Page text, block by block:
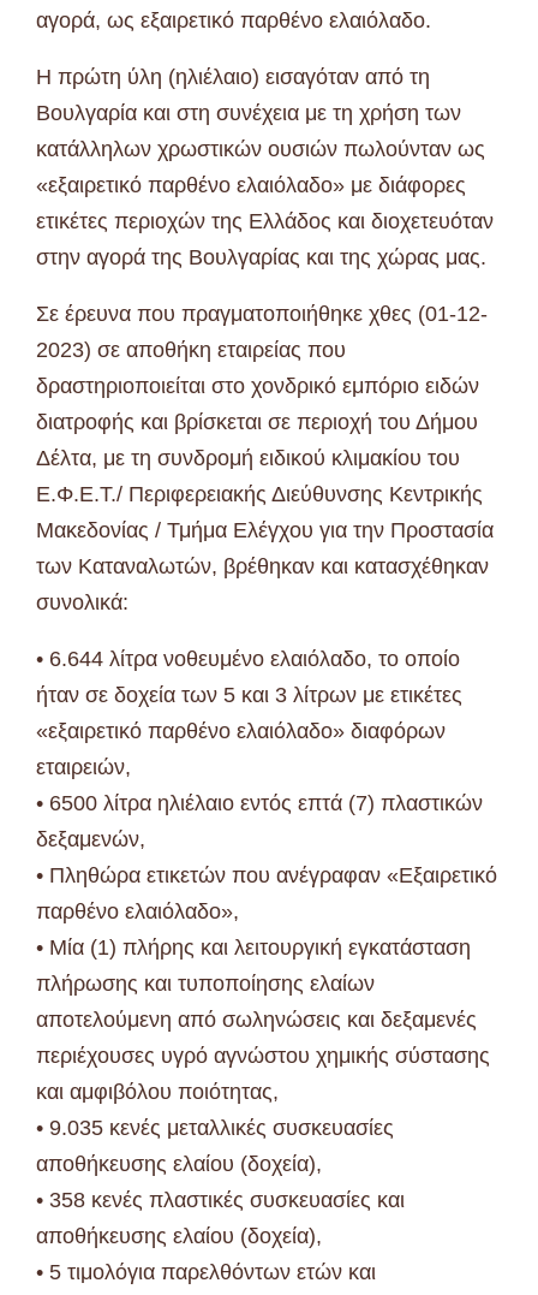
αγορά, ως εξαιρετικό παρθένο ελαιόλαδο.
Η πρώτη ύλη (ηλιέλαιο) εισαγόταν από τη
Βουλγαρία και στη συνέχεια με τη χρήση των
κατάλληλων χρωστικών ουσιών πωλούνταν ως
«εξαιρετικό παρθένο ελαιόλαδο» με διάφορες
ετικέτες περιοχών της Ελλάδος και διοχετευόταν
στην αγορά της Βουλγαρίας και της χώρας μας.
Σε έρευνα που πραγματοποιήθηκε χθες (01-12-
2023) σε αποθήκη εταιρείας που
δραστηριοποιείται στο χονδρικό εμπόριο ειδών
διατροφής και βρίσκεται σε περιοχή του Δήμου
Δέλτα, με τη συνδρομή ειδικού κλιμακίου του
Ε.Φ.Ε.Τ./ Περιφερειακής Διεύθυνσης Κεντρικής
Μακεδονίας / Τμήμα Ελέγχου για την Προστασία
των Καταναλωτών, βρέθηκαν και κατασχέθηκαν
συνολικά:
• 6.644 λίτρα νοθευμένο ελαιόλαδο, το οποίο
ήταν σε δοχεία των 5 και 3 λίτρων με ετικέτες
«εξαιρετικό παρθένο ελαιόλαδο» διαφόρων
εταιρειών,
• 6500 λίτρα ηλιέλαιο εντός επτά (7) πλαστικών
δεξαμενών,
• Πληθώρα ετικετών που ανέγραφαν «Εξαιρετικό
παρθένο ελαιόλαδο»,
• Μία (1) πλήρης και λειτουργική εγκατάσταση
πλήρωσης και τυποποίησης ελαίων
αποτελούμενη από σωληνώσεις και δεξαμενές
περιέχουσες υγρό αγνώστου χημικής σύστασης
και αμφιβόλου ποιότητας,
• 9.035 κενές μεταλλικές συσκευασίες
αποθήκευσης ελαίου (δοχεία),
• 358 κενές πλαστικές συσκευασίες και
αποθήκευσης ελαίου (δοχεία),
• 5 τιμολόγια παρελθόντων ετών και